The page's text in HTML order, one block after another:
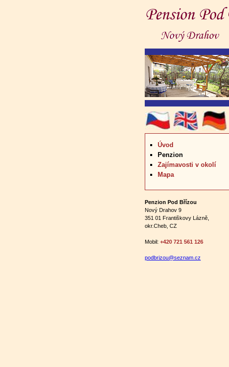
Úvod
Penzion
Zajímavosti v okolí
Mapa
Penzion Pod Břízou
Nový Drahov 9
351 01 Františkovy Lázně,
okr.Cheb, CZ
Mobil: +420 721 561 126
podbrizou@seznam.cz